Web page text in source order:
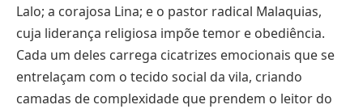
Lalo; a corajosa Lina; e o pastor radical Malaquias,
cuja liderança religiosa impõe temor e obediência.
Cada um deles carrega cicatrizes emocionais que se
entrelaçam com o tecido social da vila, criando
camadas de complexidade que prendem o leitor do